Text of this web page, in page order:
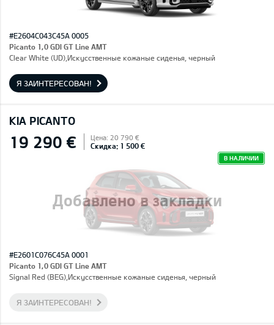
#E2604C043C45A 0005
Picanto 1,0 GDI GT Line AMT
Clear White (UD),Искусственные кожаные сиденья, черный
Я ЗАИНТЕРЕСОВАН!
KIA PICANTO
Добавлено в закладки
19 290 € Цена: 20 790 €
Скидка: 1 500 €
В НАЛИЧИИ
#E2601C076C45A 0001
Picanto 1,0 GDI GT Line AMT
Signal Red (BEG),Искусственные кожаные сиденья, черный
Я ЗАИНТЕРЕСОВАН!